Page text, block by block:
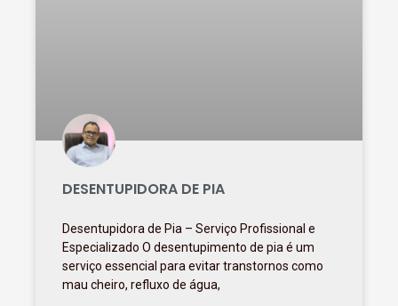
DESENTUPIDORA DE PIA
Desentupidora de Pia – Serviço Profissional e
Especializado O desentupimento de pia é um
serviço essencial para evitar transtornos como
mau cheiro, refluxo de água,